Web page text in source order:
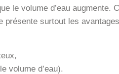
le volume d’eau augmente.
présente surtout les
volume d’eau).